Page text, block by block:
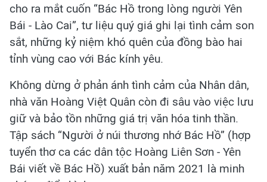
cho ra mắt cuốn “Bác Hồ trong lòng người Yên
Bái - Lào Cai”, tư liệu quý giá ghi lại tình cảm son
sắt, những kỷ niệm khó quên của đồng bào hai
tỉnh vùng cao với Bác kính yêu.
Không dừng ở phản ánh tình cảm của Nhân dân,
nhà văn Hoàng Việt Quân còn đi sâu vào việc lưu
giữ và bảo tồn những giá trị văn hóa tinh thần.
Tập sách “Người ở núi thương nhớ Bác Hồ” (hợp
tuyển thơ ca các dân tộc Hoàng Liên Sơn - Yên
Bái viết về Bác Hồ) xuất bản năm 2021 là minh